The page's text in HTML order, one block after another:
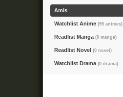
Amis
Watchlist Anime (95 animes)
Readlist Manga (0 manga)
Readlist Novel (0 novel)
Watchlist Drama (0 drama)